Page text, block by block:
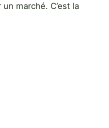
marché. C’est la